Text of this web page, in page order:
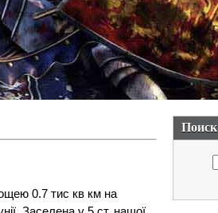
0.7 тис кв км на
Поиск